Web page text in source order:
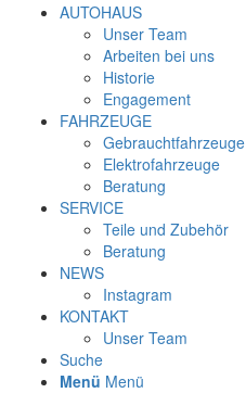
AUTOHAUS
Unser Team
Arbeiten bei uns
Historie
Engagement
FAHRZEUGE
Gebrauchtfahrzeuge
Elektrofahrzeuge
Beratung
SERVICE
Teile und Zubehör
Beratung
NEWS
Instagram
KONTAKT
Unser Team
Suche
Menü Menü